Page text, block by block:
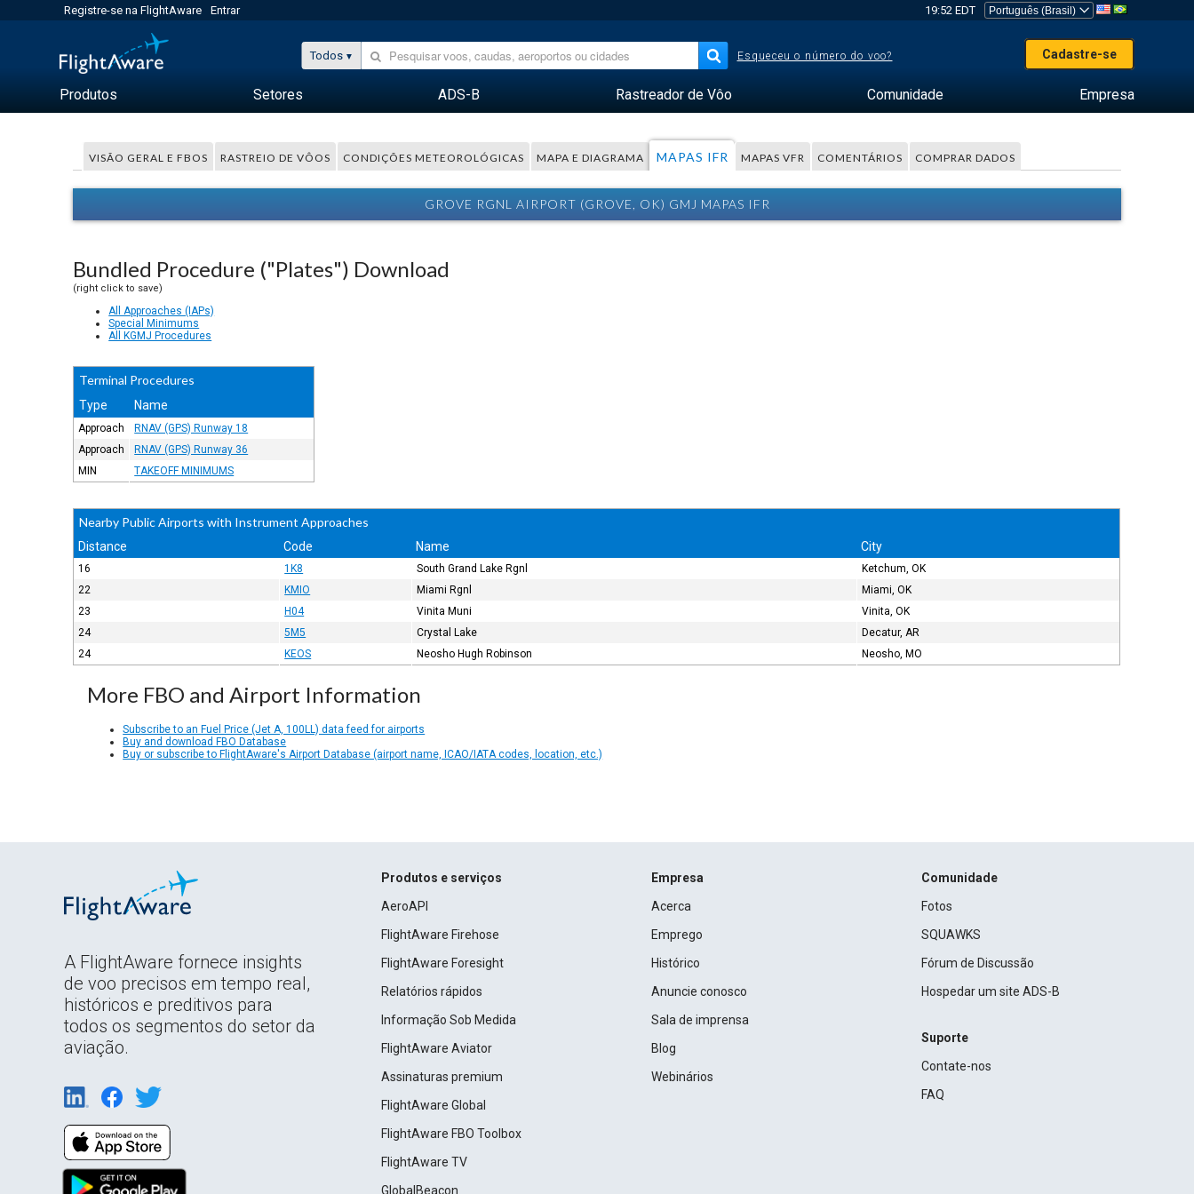
Registre-se na FlightAware Entrar 19:52 EDT
Todos Esqueceu o número do voo? Cadastre-se
Produtos Setores ADS-B Rastreador de Vôo Comunidade Empresa
VISÃO GERAL E FBOS RASTREIO DE VÔOS CONDIÇÕES METEOROLÓGICAS MAPA E DIAGRAMA MAPAS IFR MAPAS VFR COMENTÁRIOS COMPRAR DADOS
GROVE RGNL AIRPORT (GROVE, OK) GMJ MAPAS IFR
Bundled Procedure ("Plates") Download
(right click to save)
All Approaches (IAPs)
Special Minimums
All KGMJ Procedures
Terminal Procedures
Type Name
Approach
RNAV (GPS) Runway 18
Approach
RNAV (GPS) Runway 36
MIN
TAKEOFF MINIMUMS
Nearby Public Airports with Instrument Approaches
Distance Code Name City
16 1K8 South Grand Lake Rgnl
Ketchum, OK
22
KMIO Miami Rgnl
Miami, OK
23
H04 Vinita Muni
Vinita, OK
24
5M5 Crystal Lake
Decatur, AR
24
KEOS Neosho Hugh Robinson Neosho, MO
More FBO and Airport Information
Subscribe to an Fuel Price (Jet A, 100LL) data feed for airports
Buy and download FBO Database
Buy or subscribe to FlightAware's Airport Database (airport name, ICAO/IATA codes, location, etc.)
A FlightAware fornece insights
de voo precisos em tempo real,
históricos e preditivos para
todos os segmentos do setor da
aviação.
Produtos e serviços
AeroAPI
FlightAware Firehose
FlightAware Foresight
Relatórios rápidos
Informação Sob Medida
FlightAware Aviator
Assinaturas premium
FlightAware Global
FlightAware FBO Toolbox
FlightAware TV
GlobalBeacon
Empresa
Acerca
Emprego
Histórico
Anuncie conosco
Sala de imprensa
Blog
Webinários
Comunidade
Fotos
SQUAWKS
Fórum de Discussão
Hospedar um site ADS-B
Suporte
Contate-nos
FAQ